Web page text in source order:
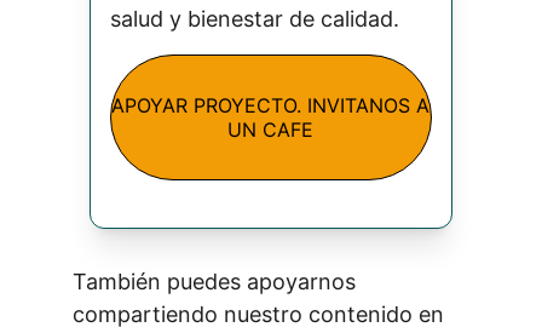
salud y bienestar de calidad.
También puedes apoyarnos
compartiendo nuestro contenido en
APOYAR PROYECTO. INVITANOS A
UN CAFE